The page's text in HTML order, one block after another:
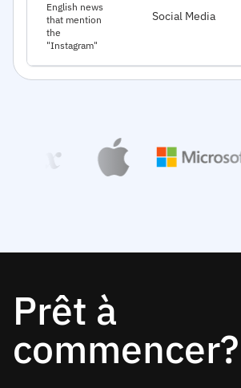
English news
that mention
the
"Instagram"
Social Media
Prêt à
commencer?